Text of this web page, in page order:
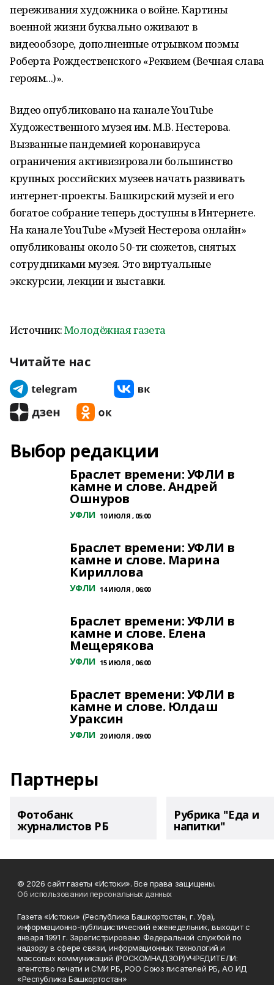
переживания художника о войне. Картины
военной жизни буквально оживают в
видеообзоре, дополненные отрывком поэмы
Роберта Рождественского «Реквием (Вечная слава
героям...)».
​Видео опубликовано на канале YouTube
Художественного музея им. М.В. Нестерова.
Вызванные пандемией коронавируса
ограничения активизировали большинство
крупных российских музеев начать развивать
интернет-проекты. Башкирский музей и его
богатое собрание теперь доступны в Интернете.
На канале YouTube «Музей Нестерова онлайн»
опубликованы около 50-ти сюжетов, снятых
сотрудниками музея. Это виртуальные
экскурсии, лекции и выставки.
Источник:Молодёжная газета
Читайте нас
Выбор редакции
Браслет времени: УФЛИ в
камне и слове. Андрей
Ошнуров
УФЛИ 10 ИЮЛЯ , 05:00
Браслет времени: УФЛИ в
камне и слове. Марина
Кириллова
УФЛИ 14 ИЮЛЯ , 06:00
Браслет времени: УФЛИ в
камне и слове. Елена
Мещерякова
УФЛИ 15 ИЮЛЯ , 06:00
Браслет времени: УФЛИ в
камне и слове. Юлдаш
Ураксин
УФЛИ 20 ИЮЛЯ , 09:00
Партнеры
Фотобанк
журналистов РБ
Рубрика "Еда и
напитки"
© 2026 сайт газеты «Истоки». Все права защищены.
Об использовании персональных данных
Газета «Истоки» (Республика Башкортостан, г. Уфа),
информационно-публицистический еженедельник, выходит с
января 1991 г. Зарегистрировано Федеральной службой по
надзору в сфере связи, информационных технологий и
массовых коммуникаций (РОСКОМНАДЗОР)УЧРЕДИТЕЛИ:
агентство печати и СМИ РБ, РОО Союз писателей РБ, АО ИД
«Республика Башкортостан»